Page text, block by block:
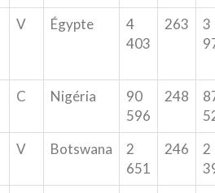
V Égypte
4
403
263
3
C Nigéria
90
596
248
V Botswana
2
651
246
2